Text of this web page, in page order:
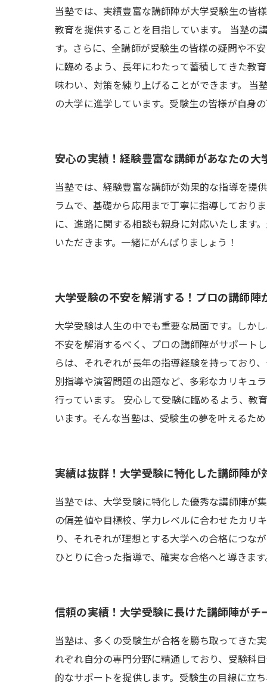
当塾では、実績豊富な講師陣が大学受験生の皆
教育を提供することを目指しています。 当塾の
す。さらに、全講師が受験生の皆様の疑問や不
に臨めるよう、長年にわたって蓄積してきた教
味わい、対策を練り上げることができます。
の大学に進学しています。受験生の皆様が自身
安心の実績！経験豊富な講師があなたの大
当塾では、経験豊富な講師が効果的な指導を提
ラムで、基礎から応用まで丁寧に指導しており
に、進路に関する相談も親身に対応いたします
いただきます。一緒にがんばりましょう！
大学受験の不安を解消する！プロの講師陣
大学受験は人生の中でも重要な局面です。しか
不安を解消するべく、プロの講師陣がサポート
らは、それぞれが長年の指導経験を持っており
別指導や演習問題の出題など、多彩なカリキュ
行っています。 安心して受験に臨めるよう、教
います。そんな当塾は、受験生の夢を叶えるた
実績は抜群！大学受験に特化した講師陣が
当塾では、大学受験に特化した優秀な講師陣が
の偏差値や目標校、学力レベルに合わせたカリ
り、それぞれが理想とする大学への合格につな
ひとりに合った指導で、確実な合格へと導きます
信頼の実績！大学受験に長けた講師陣がチ
当塾は、多くの受験生が合格を勝ち取ってきた
れぞれ自分の専門分野に精通しており、受験科
的なサポートを提供します。受験生の目線に立